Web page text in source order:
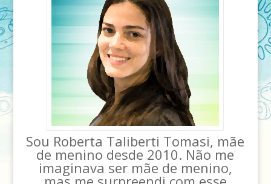
Sou Roberta Taliberti Tomasi, mãe
de menino desde 2010. Não me
imaginava ser mãe de menino,